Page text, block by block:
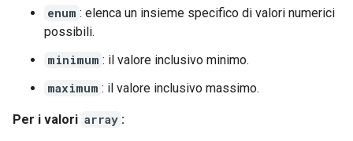
enum : elenca un insieme specifico di valori numerici
possibili.
minimum : il valore inclusivo minimo.
maximum : il valore inclusivo massimo.
Per i valori array :